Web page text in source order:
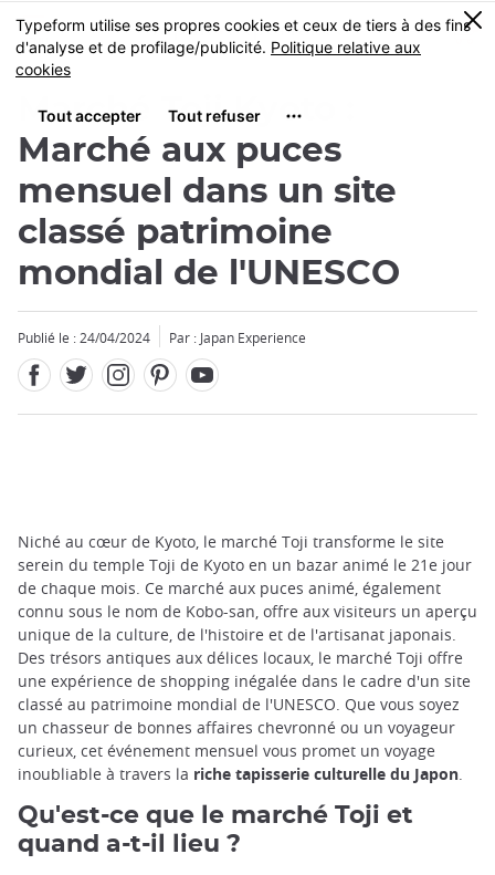
Skip
to
main
MENU
0
Marché Toji Kyoto :
Marché aux puces
mensuel dans un site
classé patrimoine
mondial de l'UNESCO
Publié le : 24/04/2024 Par : Japan Experience
Niché au cœur de Kyoto, le marché Toji transforme le site
serein du temple Toji de Kyoto en un bazar animé le 21e jour
de chaque mois. Ce marché aux puces animé, également
connu sous le nom de Kobo-san, offre aux visiteurs un aperçu
unique de la culture, de l'histoire et de l'artisanat japonais.
Des trésors antiques aux délices locaux, le marché Toji offre
une expérience de shopping inégalée dans le cadre d'un site
classé au patrimoine mondial de l'UNESCO. Que vous soyez
un chasseur de bonnes affaires chevronné ou un voyageur
curieux, cet événement mensuel vous promet un voyage
inoubliable à travers la riche tapisserie culturelle du Japon.
Qu'est-ce que le marché Toji et
quand a-t-il lieu ?